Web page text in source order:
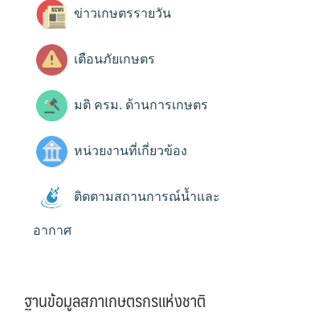
ข่าวเกษตรรายวัน
เตือนภัยเกษตร
มติ ครม. ด้านการเกษตร
หน่วยงานที่เกี่ยวข้อง
ติดตามสถานการณ์น้ำและ
อากาศ
ฐานข้อมูลสภาเกษตรกรแห่งชาติ